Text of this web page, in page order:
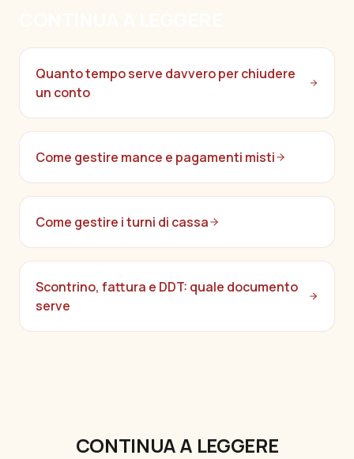
Quanto tempo serve davvero per chiudere
un conto
Come gestire mance e pagamenti misti
Come gestire i turni di cassa
Scontrino, fattura e DDT: quale documento
serve
CONTINUA A LEGGERE